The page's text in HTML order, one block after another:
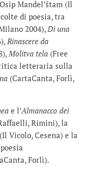
Mandel’štam (Il
di poesia, tra
2004), Di una
Rinascere da
Molitva tela (Free
letteraria sulla
(CartaCanta, Forlì,
e l’Almanacco dei
Rimini), la
(Il Vicolo, Cesena) e la
Forlì).